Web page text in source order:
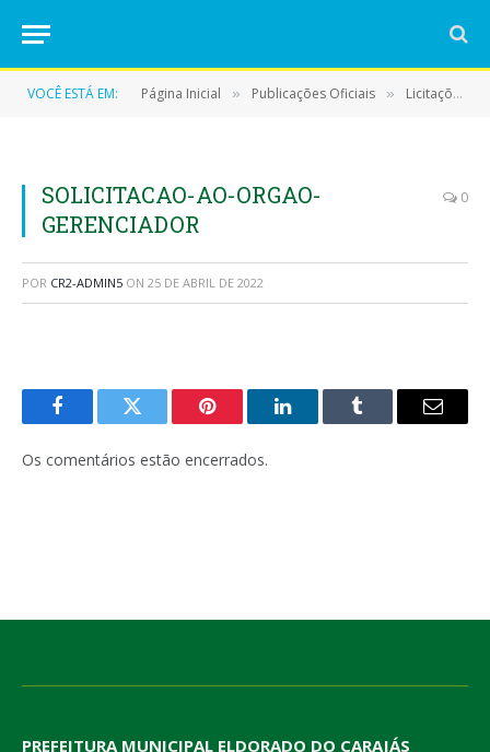
VOCÊ ESTÁ EM: Página Inicial » Publicações Oficiais » Licitações
SOLICITACAO-AO-ORGAO-
GERENCIADOR
0
POR CR2-ADMIN5 ON 25 DE ABRIL DE 2022
FacebookTwitter Pinterest LinkedInTumblr
E-
Os comentários estão encerrados.
PREFEITURA MUNICIPAL ELDORADO DO CARAJÁS